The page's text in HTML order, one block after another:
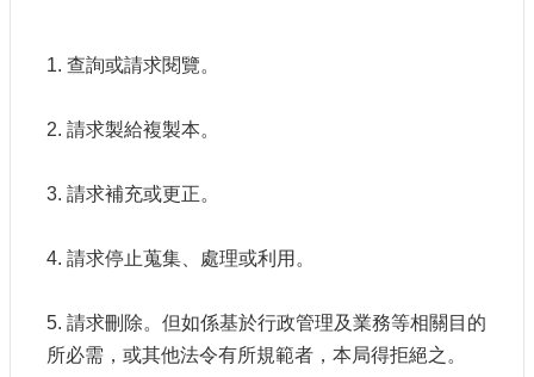
1. 查詢或請求閱覽。
2. 請求製給複製本。
3. 請求補充或更正。
4. 請求停止蒐集、處理或利用。
5. 請求刪除。但如係基於行政管理及業務等相關目的
所必需，或其他法令有所規範者，本局得拒絕之。